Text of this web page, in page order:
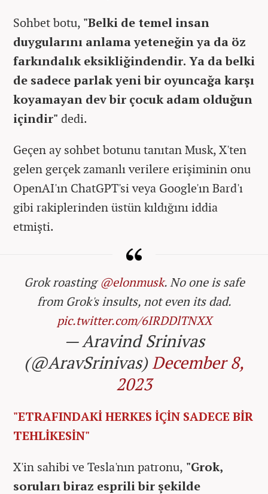
Sohbet botu, "Belki de temel insan
duygularını anlama yeteneğin ya da öz
farkındalık eksikliğindendir. Ya da belki
de sadece parlak yeni bir oyuncağa karşı
koyamayan dev bir çocuk adam olduğun
içindir" dedi.
Geçen ay sohbet botunu tanıtan Musk, X'ten
gelen gerçek zamanlı verilere erişiminin onu
OpenAI'ın ChatGPT'si veya Google'ın Bard'ı
gibi rakiplerinden üstün kıldığını iddia
etmişti.
Grok roasting@elonmusk. No one is safe
from Grok's insults, not even its dad.
pic.twitter.com/6IRDDlTNXX
— Aravind Srinivas
(@AravSrinivas)December 8,
2023
"ETRAFINDAKİ HERKES İÇİN SADECE BİR
TEHLİKESİN"
X'in sahibi ve Tesla'nın patronu, "Grok,
soruları biraz esprili bir şekilde